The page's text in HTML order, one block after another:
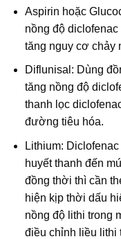
Aspirin hoặc
nồng độ
tăng nguy cơ chảy
Diflunisal: Dùng
tăng nồng độ
thanh lọc
đường tiêu hóa.
Lithium:
huyết thanh đến
đồng thời thì cần
hiện kịp thời dấu
nồng độ lithi trong
điều chỉnh liều lithi